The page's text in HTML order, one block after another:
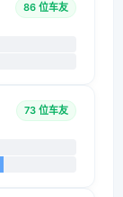
86 位车友
73 位车友